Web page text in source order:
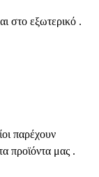
στο εξωτερικό .
παρέχουν
προϊόντα μας .